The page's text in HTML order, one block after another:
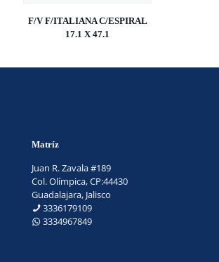
F/V F/ITALIANA C/ESPIRAL
17.1 X 47.1
Matríz
Juan R. Zavala #189
Col. Olímpica, CP:44430
Guadalajara, Jalisco
3336179109
3334967849